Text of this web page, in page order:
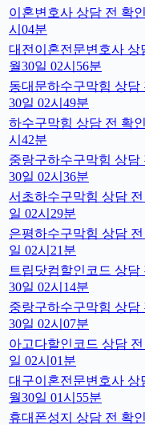
이혼변호사 상담 전 확
시04분
대전이혼전문변호사 상
월30일 02시56분
동대문하수구막힘 상담
30일 02시49분
하수구막힘 상담 전 확
시42분
중랑구하수구막힘 상담
30일 02시36분
서초하수구막힘 상담
일 02시29분
은평하수구막힘 상담
일 02시21분
트립닷컴할인코드 상담
30일 02시14분
중랑구하수구막힘 상담
30일 02시07분
아고다할인코드 상담
일 02시01분
대구이혼전문변호사 상
월30일 01시55분
휴대폰성지 상담 전 확